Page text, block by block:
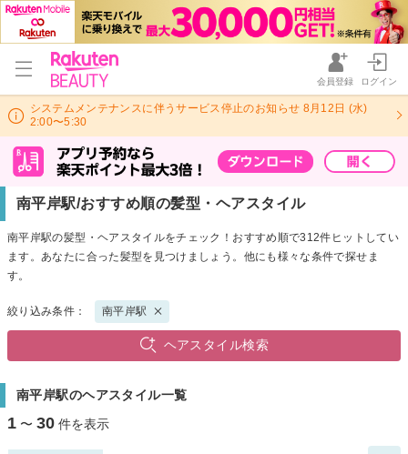
会員登録 ログイン
システムメンテナンスに伴うサービス停止のお知らせ 8月12日 (水)
2:00〜5:30
南平岸駅/おすすめ順の髪型・ヘアスタイル
南平岸駅の髪型・ヘアスタイルをチェック！おすすめ順で312件ヒットしてい
ます。あなたに合った髪型を見つけましょう。他にも様々な条件で探せま
す。
絞り込み条件： 南平岸駅
ヘアスタイル検索
南平岸駅のヘアスタイル一覧
1 〜 30 件を表示